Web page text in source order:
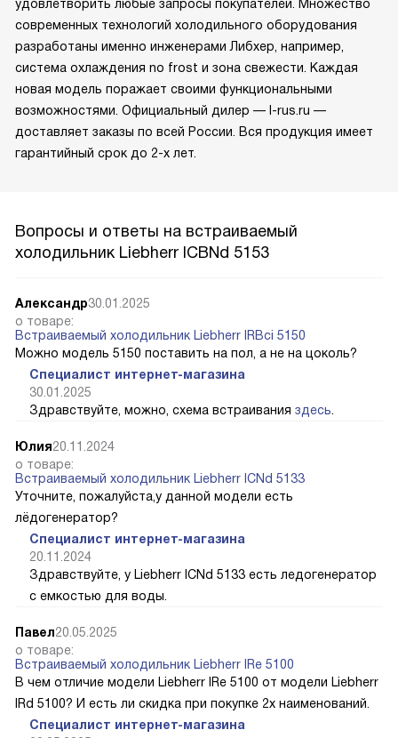
удовлетворить любые запросы покупателей. Множество
современных технологий холодильного оборудования
разработаны именно инженерами Либхер, например,
система охлаждения no frost и зона свежести. Каждая
новая модель поражает своими функциональными
возможностями. Официальный дилер — l-rus.ru —
доставляет заказы по всей России. Вся продукция имеет
гарантийный срок до 2-х лет.
Вопросы и ответы на встраиваемый
холодильник Liebherr ICBNd 5153
Александр30.01.2025
о товаре:
Встраиваемый холодильник Liebherr IRBci 5150
Можно модель 5150 поставить на пол, а не на цоколь?
Специалист интернет-магазина
30.01.2025
Здравствуйте, можно, схема встраивания здесь
Юлия20.11.2024
о товаре:
Встраиваемый холодильник Liebherr ICNd 5133
Уточните, пожалуйста,у данной модели есть
лёдогенератор?
Специалист интернет-магазина
20.11.2024
Здравствуйте, у Liebherr ICNd 5133 есть ледогенератор
с емкостью для воды.
Павел20.05.2025
о товаре:
Встраиваемый холодильник Liebherr IRe 5100
В чем отличие модели Liebherr IRe 5100 от модели Liebherr
IRd 5100? И есть ли скидка при покупке 2х наименований.
Специалист интернет-магазина